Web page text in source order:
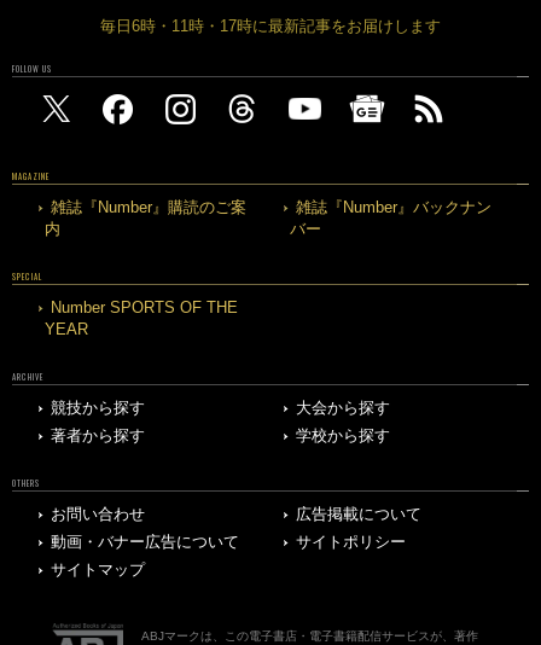
毎日6時・11時・17時に最新記事をお届けします
FOLLOW US
MAGAZINE
雑誌『Number』購読のご案
内
雑誌『Number』バックナン
バー
SPECIAL
Number SPORTS OF THE
YEAR
ARCHIVE
競技から探す
大会から探す
著者から探す
学校から探す
OTHERS
お問い合わせ
広告掲載について
動画・バナー広告について
サイトポリシー
サイトマップ
ABJマークは、この電子書店・電子書籍配信サービスが、著作